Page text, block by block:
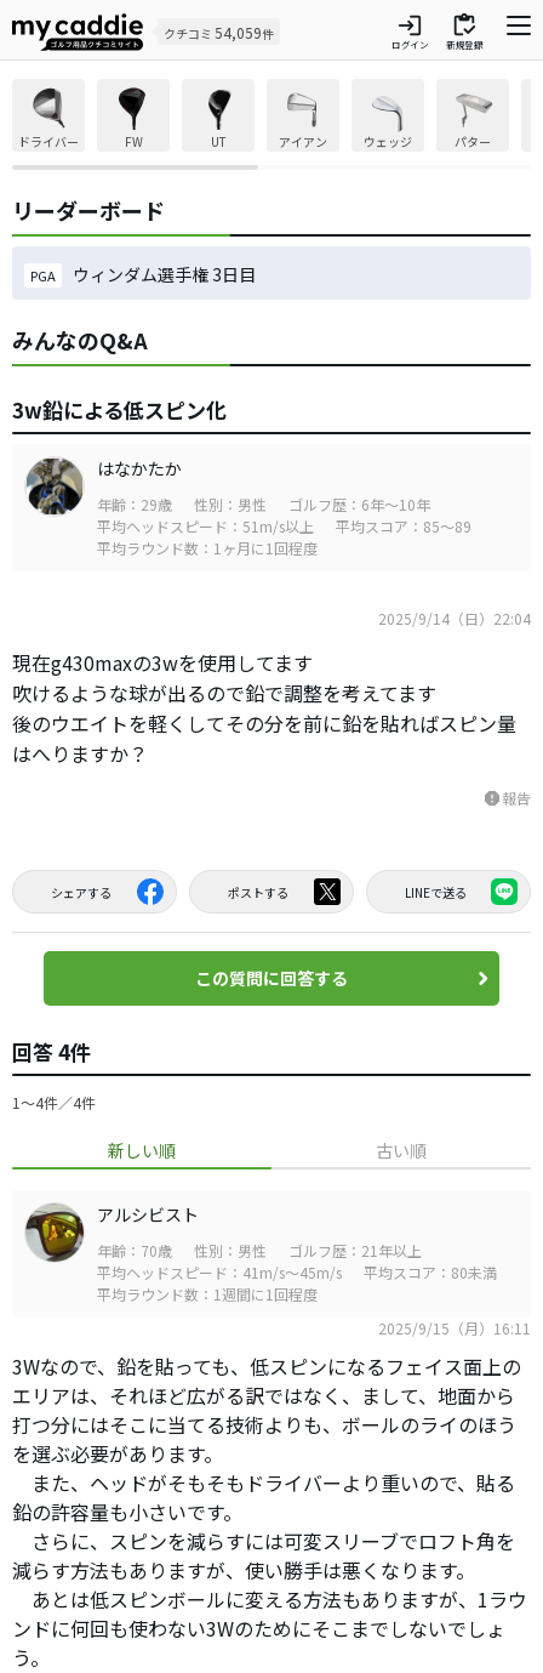
クチコミ 54,059件 login
ログイン
inventory
新規登録
ドライバー FW UT アイアン ウェッジ パター
リーダーボード
PGA ウィンダム選手権 3日目
みんなのQ&A
3w鉛による低スピン化
はなかたか
年齢：29歳 性別：男性
ゴルフ歴：6年～10年
平均ヘッドスピード：51m/s以上
平均スコア：85～89
平均ラウンド数：1ヶ月に1回程度
2025/9/14（日）22:04
現在g430maxの3wを使用してます
吹けるような球が出るので鉛で調整を考えてます
後のウエイトを軽くしてその分を前に鉛を貼ればスピン量
はへりますか？
report報告
シェアする ポストする LINEで送る
この質問に回答する
回答 4件
1〜4件／4件
新しい順 古い順
アルシビスト
年齢：70歳 性別：男性
ゴルフ歴：21年以上
平均ヘッドスピード：41m/s～45m/s
平均スコア：80未満
平均ラウンド数：1週間に1回程度
2025/9/15（月）16:11
3Wなので、鉛を貼っても、低スピンになるフェイス面上の
エリアは、それほど広がる訳ではなく、まして、地面から
打つ分にはそこに当てる技術よりも、ボールのライのほう
を選ぶ必要があります。
また、ヘッドがそもそもドライバーより重いので、貼る
鉛の許容量も小さいです。
さらに、スピンを減らすには可変スリーブでロフト角を
減らす方法もありますが、使い勝手は悪くなります。
あとは低スピンボールに変える方法もありますが、1ラウ
ンドに何回も使わない3Wのためにそこまでしないでしょ
う。